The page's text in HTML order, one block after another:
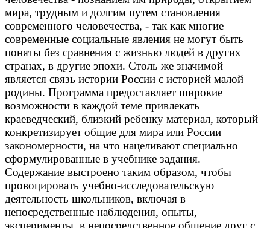
мира, трудным и долгим путем становления
современного человечества, - так как многие
современные социальные явления не могут быть
поняты без сравнения с жизнью людей в других
странах, в другие эпохи. Столь же значимой
является связь истории России с историей малой
родины. Программа предоставляет широкие
возможности в каждой теме привлекать
краеведческий, близкий ребенку материал, который
конкретизирует общие для мира или России
закономерности, на что нацеливают специально
сформулированные в учебнике задания.
Содержание выстроено таким образом, чтобы
провоцировать учебно-исследовательскую
деятельность школьников, включая в
непосредственные наблюдения, опыты,
эксперименты, в непосредственное общение друг с